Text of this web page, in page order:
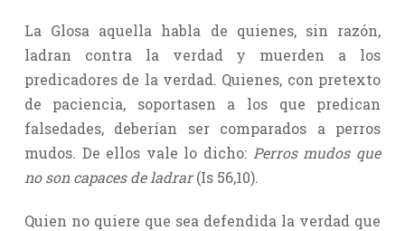
La Glosa aquella habla de quienes, sin razón,
ladran contra la verdad y muerden a los
predicadores de la verdad. Quienes, con pretexto
de paciencia, soportasen a los que predican
falsedades, deberían ser comparados a perros
mudos. De ellos vale lo dicho: Perros mudos que
no son capaces de ladrar(Is 56,10).
Quien no quiere que sea defendida la verdad que